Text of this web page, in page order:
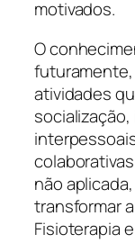
motivados.
O
atividades
não
transformar
Fisioterapia